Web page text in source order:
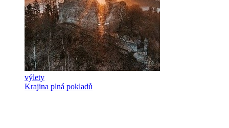
výlety
Krajina plná pokladů